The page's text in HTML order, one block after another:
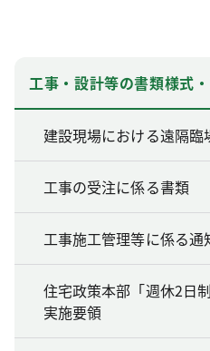
工事・設計等の書類様式
建設現場における遠隔
工事の受注に係る書類
工事施工管理等に係る通
住宅政策本部「週休2日
実施要領